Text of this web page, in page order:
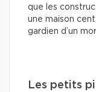
que les
une maison
gardien d’un
Les petits